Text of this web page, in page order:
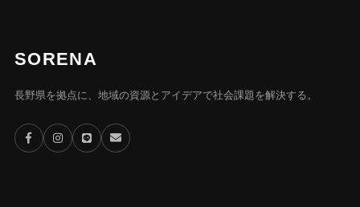
SORENA
長野県を拠点に、地域の資源とアイデアで社会課題を解決する。